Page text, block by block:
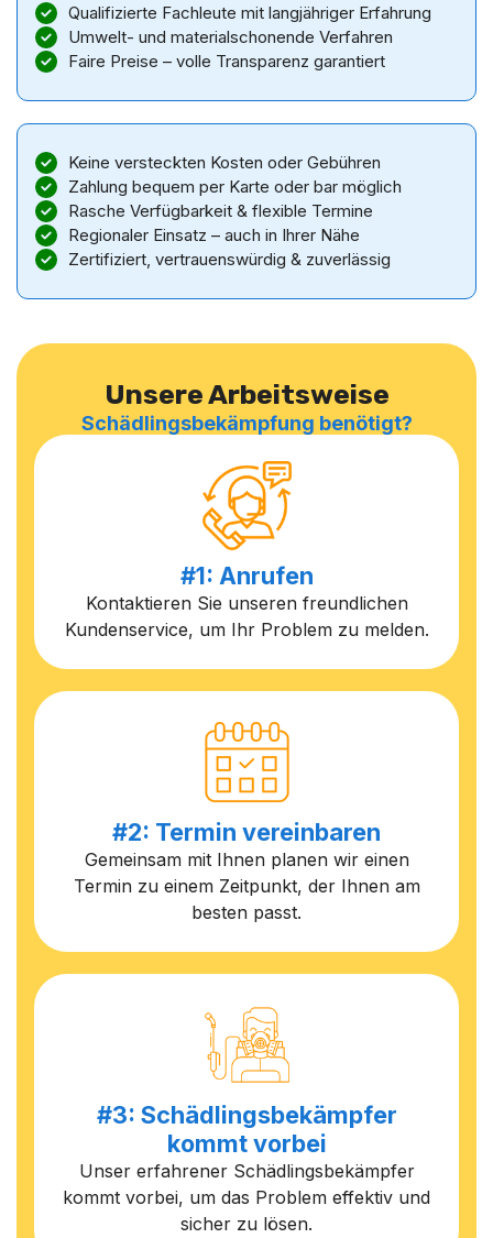
Qualifizierte Fachleute mit langjähriger Erfahrung
Umwelt- und materialschonende Verfahren
Faire Preise – volle Transparenz garantiert
Keine versteckten Kosten oder Gebühren
Zahlung bequem per Karte oder bar möglich
Rasche Verfügbarkeit & flexible Termine
Regionaler Einsatz – auch in Ihrer Nähe
Zertifiziert, vertrauenswürdig & zuverlässig
Unsere Arbeitsweise
Schädlingsbekämpfung benötigt?
#1: Anrufen
Kontaktieren Sie unseren freundlichen
Kundenservice, um Ihr Problem zu melden.
#2: Termin vereinbaren
Gemeinsam mit Ihnen planen wir einen
Termin zu einem Zeitpunkt, der Ihnen am
besten passt.
#3: Schädlingsbekämpfer
kommt vorbei
Unser erfahrener Schädlingsbekämpfer
kommt vorbei, um das Problem effektiv und
sicher zu lösen.